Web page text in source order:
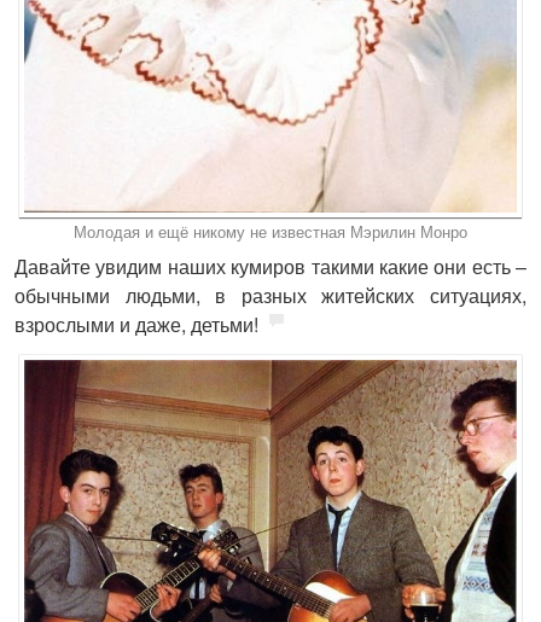
Молодая и ещё никому не известная Мэрилин Монро
Давайте увидим наших кумиров такими какие они есть –
обычными людьми, в разных житейских ситуациях,
взрослыми и даже, детьми!